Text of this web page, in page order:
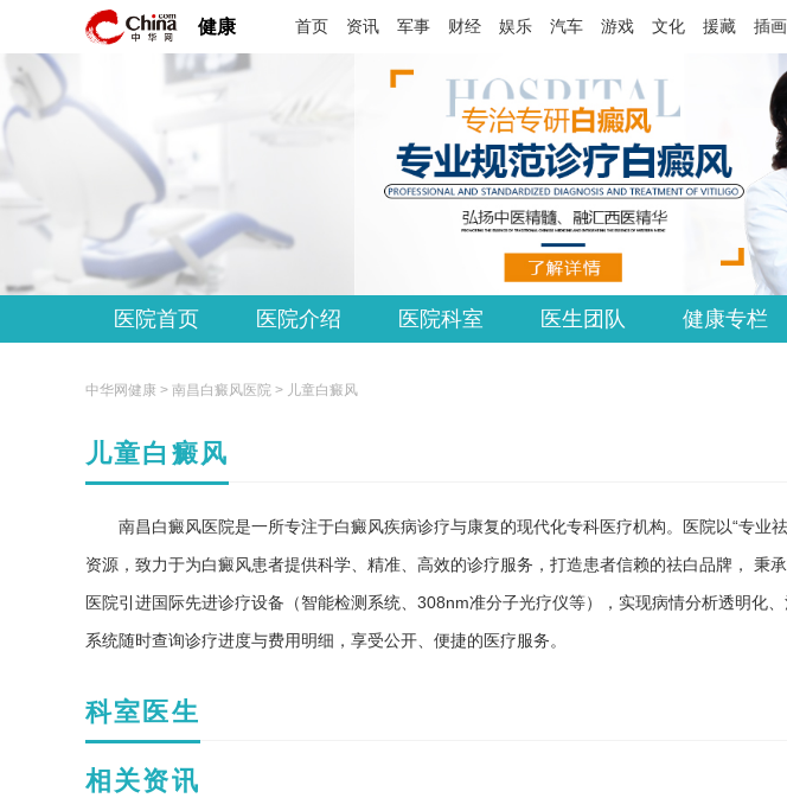
健康 首页 资讯 军事 财经 娱乐 汽车 游戏 文化 援藏 插画
医院首页 医院介绍 医院科室 医生团队 健康专栏
中华网健康 > 南昌白癜风医院 > 儿童白癜风
儿童白癜风
南昌白癜风医院是一所专注于白癜风疾病诊疗与康复的现代化专科医疗机构。医院以“专业
资源，致力于为白癜风患者提供科学、精准、高效的诊疗服务，打造患者信赖的祛白品牌， 秉
医院引进国际先进诊疗设备（智能检测系统、308nm准分子光疗仪等），实现病情分析透明化
系统随时查询诊疗进度与费用明细，享受公开、便捷的医疗服务。
科室医生
相关资讯